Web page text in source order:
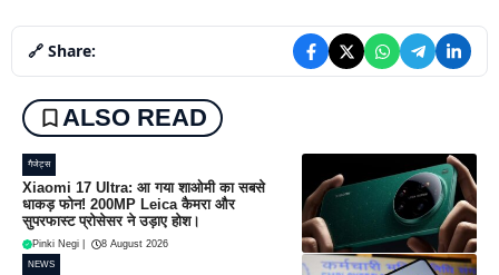
🔗 Share:
ALSO READ
गैजेट्स
Xiaomi 17 Ultra: आ गया शाओमी का सबसे
धाकड़ फोन! 200MP Leica कैमरा और
सुपरफास्ट प्रोसेसर ने उड़ाए होश।
Pinki Negi 8 August 2026
NEWS